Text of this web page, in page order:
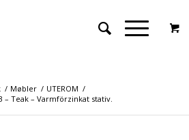
/ Møbler / UTEROM /
– Teak – Varmförzinkat stativ.